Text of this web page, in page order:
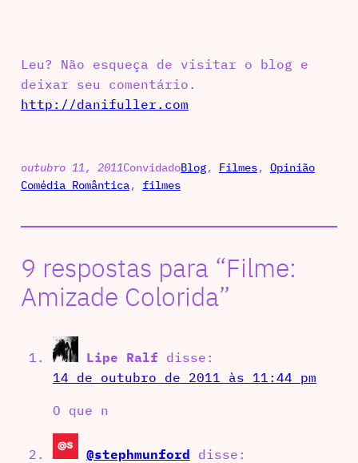
Leu? Não esqueça de visitar o blog e
deixar seu comentário.
http://danifuller.com
outubro 11, 2011ConvidadoBlog, Filmes, Opinião
Comédia Romântica, filmes
9 respostas para “Filme:
Amizade Colorida”
Lipe Ralf disse:
14 de outubro de 2011 às 11:44 pm
O que n
@stephmunford disse: